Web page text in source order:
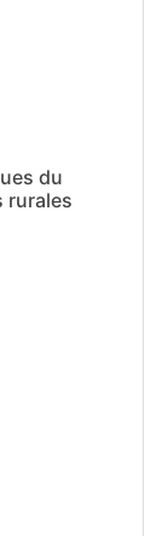
du
rurales